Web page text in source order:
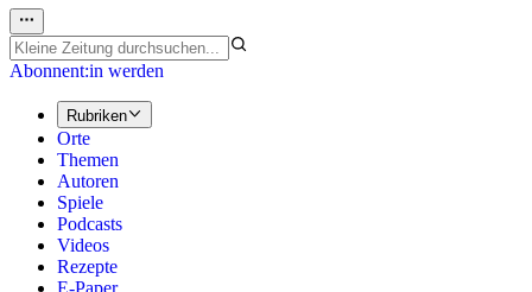
Abonnent:in werden
Rubriken
Orte
Themen
Autoren
Spiele
Podcasts
Videos
Rezepte
E-Paper